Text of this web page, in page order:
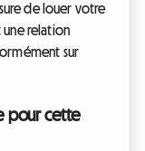
de louer votre
une relation
sur
pour cette